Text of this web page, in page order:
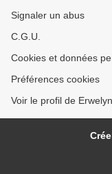
Signaler un abus
C.G.U.
Cookies et données
Préférences cookies
Voir le profil de